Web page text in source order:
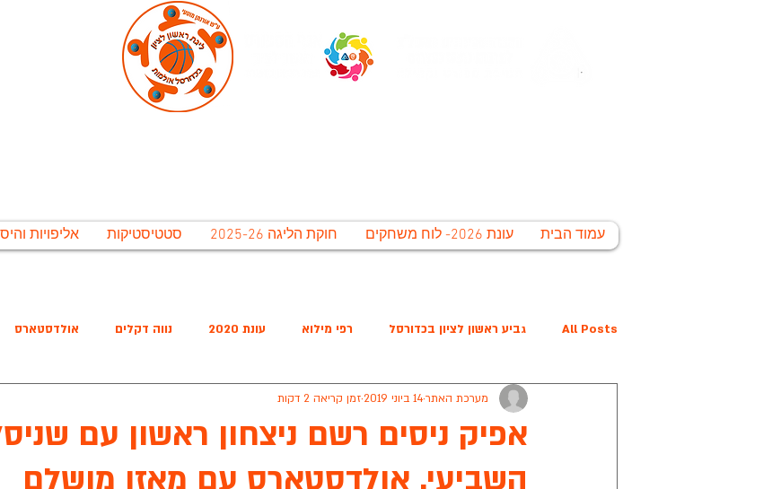
עמוד הבית עונת 2026- לוח משחקים חוקת הליגה 2025-26 סטטיסטיקות אליפויות
All Posts גביע ראשון לציון בכדורסל רפי מילוא עונת 2020 נווה דקלים אולדסטארס
פרס נובל קרית הלאום המפציצים שישיסל
אפיק ניסים מישור הנוף קרית גנים שיקגו ארונות הראל אינגליש סנטר פיינל פור
אפיק ניסים רשם ניצחון ראשון עם
השביעי. אולדסטארס עם מאזן מושלם
מערכת האתר14 ביוני 2019 זמן קריאה 2 דקות